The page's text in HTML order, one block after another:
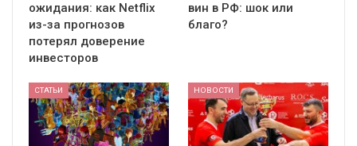
ожидания: как Netflix
из-за прогнозов
потерял доверение
инвесторов
вин в РФ: шок или
благо?
СТАТЬИ НОВОСТИ